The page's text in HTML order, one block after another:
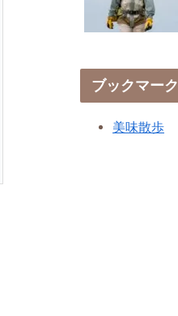
ブックマーク
美味散歩